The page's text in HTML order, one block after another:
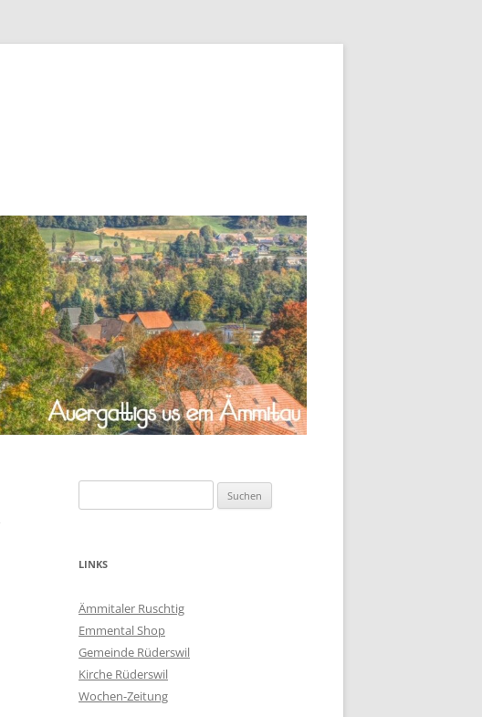
nach:
LINKS
Ämmitaler Ruschtig
Emmental Shop
Gemeinde Rüderswil
Kirche Rüderswil
Wochen-Zeitung